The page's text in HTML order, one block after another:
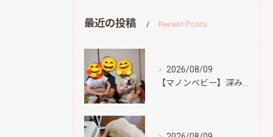
最近の投稿 Recent Posts
2026/08/09